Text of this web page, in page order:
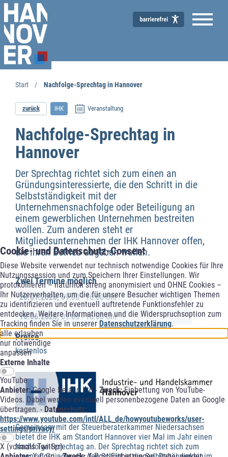
Cookie- und Datenschutz-Consent
Diese Website verwendet nur technisch notwendige Cookies für Ihre
Nutzungssession und zum Speichern Ihrer Einstellungen. Wir
protokollieren – natürlich streng anonymisiert und OHNE Cookies –
Ihr Nutzerverhalten, um die für unsere Besucher wichtigen Themen
zu identifizieren und eventuell auftretende Funktionsfehler zu
entdecken. Weitere Informationen und die Widerspruchsoption zum
Tracking finden Sie in unserer Datenschutzerklärung.
alle erlauben
nur notwendige
anpassen
Externe Inhalte
YouTube
Anbieter:Google Ireland Ltd - Zweck:Einbettung von YouTube-
Videos. Dabei werden eventuell personenbezogene Daten an Google
übertragen. - Datenschutz:
https://www.youtube.com/intl/ALL_de/howyoutubeworks/user-
settings/privacy/
X (vormals Twitter)
Start Nachfolge-Sprechtag in Hannover
zurück IHK Veranstaltung
Nachfolge-Sprechtag in
Hannover
Der Sprechtag richtet sich zum einen an
Gründungsinteressierte, die den Schritt in die
Selbstständigkeit mit der
Unternehmensnachfolge oder Beteiligung an
einem gewerblichen Unternehmen bestreiten
wollen. Zum anderen steht er
Mitgliedsunternehmen der IHK Hannover offen,
die ihren Betrieb abgeben wollen.
Zwei Termine möglich
28.01.2026,09:00 - 16:00 Uhr
10.06.2026,09:00 - 16:00 Uhr
Preise
kostenlos
Gemeinsam mit der Steuerberaterkammer Niedersachsen
bietet die IHK am Standort Hannover vier Mal im Jahr einen
Nachfolge-Sprechtag an. Der Sprechtag richtet sich zum